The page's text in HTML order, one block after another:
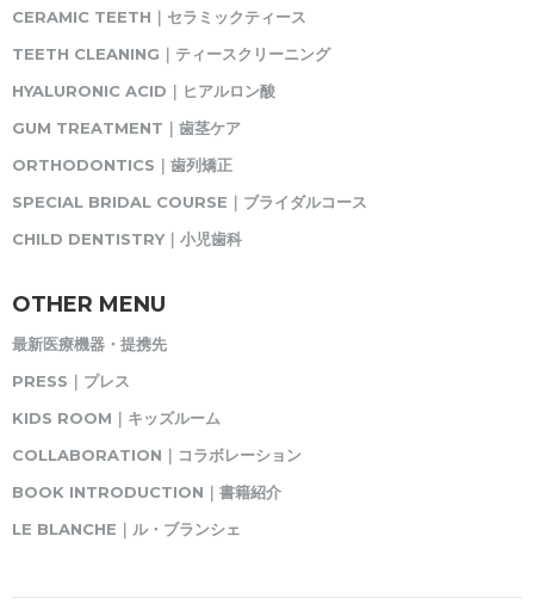
CERAMIC TEETH｜セラミックティース
TEETH CLEANING｜ティースクリーニング
HYALURONIC ACID｜ヒアルロン酸
GUM TREATMENT｜歯茎ケア
ORTHODONTICS｜歯列矯正
SPECIAL BRIDAL COURSE｜ブライダルコース
CHILD DENTISTRY｜小児歯科
OTHER MENU
最新医療機器・提携先
PRESS｜プレス
KIDS ROOM｜キッズルーム
COLLABORATION｜コラボレーション
BOOK INTRODUCTION｜書籍紹介
LE BLANCHE｜ル・ブランシェ